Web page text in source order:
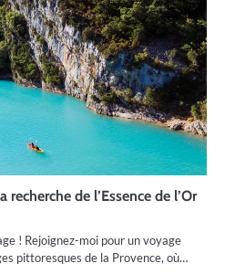
de l’Essence de l’Or
! Rejoignez-moi pour un voyage
pittoresques de la Provence, où…